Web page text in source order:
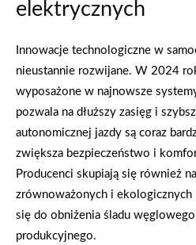
elektrycznych
Innowacje technologiczne w
nieustannie rozwijane. W 2024
wyposażone w najnowsze
pozwala na dłuższy zasięg i
autonomicznej jazdy są coraz
zwiększa bezpieczeństwo i
Producenci skupiają się również
zrównoważonych i ekologicznych
się do obniżenia śladu węglowego
produkcyjnego.